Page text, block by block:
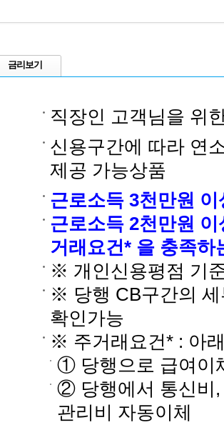
금리보기
직장인 고객님을 위
신용구간에 따라 연
제공 가능상품
근로소득 3천만원
근로소득 2천만원
거래요건* 을 충족하
※ 개인신용평점 기
※ 당행 CB구간의 세
확인가능
※ 주거래요건* : 아
① 당행으로 급여이
② 당행에서 통신비,
관리비 자동이체